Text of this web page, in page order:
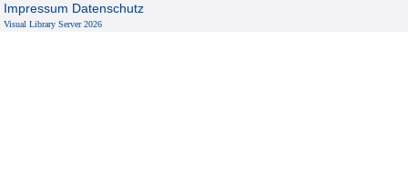
Impressum Datenschutz
Visual Library Server 2026